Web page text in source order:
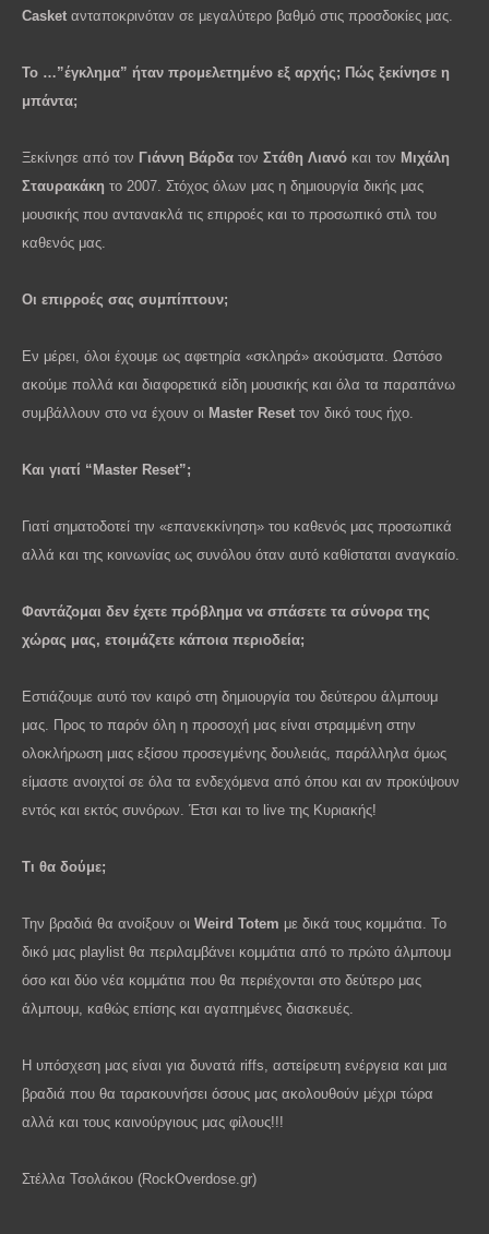
Casket ανταποκρινόταν σε μεγαλύτερο βαθμό στις προσδοκίες μας.
Το …”έγκλημα” ήταν προμελετημένο εξ αρχής; Πώς ξεκίνησε η
μπάντα;
Ξεκίνησε από τον Γιάννη Βάρδα τον Στάθη Λιανό και τον Μιχάλη
Σταυρακάκη το 2007. Στόχος όλων μας η δημιουργία δικής μας
μουσικής που αντανακλά τις επιρροές και το προσωπικό στιλ του
καθενός μας.
Οι επιρροές σας συμπίπτουν;
Εν μέρει, όλοι έχουμε ως αφετηρία «σκληρά» ακούσματα. Ωστόσο
ακούμε πολλά και διαφορετικά είδη μουσικής και όλα τα παραπάνω
συμβάλλουν στο να έχουν οι Master Reset τον δικό τους ήχο.
Και γιατί “Master Reset”;
Γιατί σηματοδοτεί την «επανεκκίνηση» του καθενός μας προσωπικά
αλλά και της κοινωνίας ως συνόλου όταν αυτό καθίσταται αναγκαίο.
Φαντάζομαι δεν έχετε πρόβλημα να σπάσετε τα σύνορα της
χώρας μας, ετοιμάζετε κάποια περιοδεία;
Εστιάζουμε αυτό τον καιρό στη δημιουργία του δεύτερου άλμπουμ
μας. Προς το παρόν όλη η προσοχή μας είναι στραμμένη στην
ολοκλήρωση μιας εξίσου προσεγμένης δουλειάς, παράλληλα όμως
είμαστε ανοιχτοί σε όλα τα ενδεχόμενα από όπου και αν προκύψουν
εντός και εκτός συνόρων. Έτσι και το live της Κυριακής!
Τι θα δούμε;
Την βραδιά θα ανοίξουν οι Weird Totem με δικά τους κομμάτια. Το
δικό μας playlist θα περιλαμβάνει κομμάτια από το πρώτο άλμπουμ
όσο και δύο νέα κομμάτια που θα περιέχονται στο δεύτερο μας
άλμπουμ, καθώς επίσης και αγαπημένες διασκευές.
Η υπόσχεση μας είναι για δυνατά riffs, αστείρευτη ενέργεια και μια
βραδιά που θα ταρακουνήσει όσους μας ακολουθούν μέχρι τώρα
αλλά και τους καινούργιους μας φίλους!!!
Στέλλα Τσολάκου (RockOverdose.gr)